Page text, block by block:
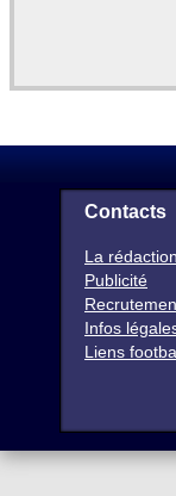
Contacts
La rédaction
Publicité
Infos
Liens